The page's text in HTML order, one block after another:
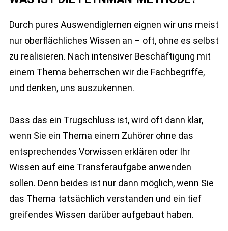
Durch pures Auswendiglernen eignen wir uns meist
nur oberflächliches Wissen an – oft, ohne es selbst
zu realisieren. Nach intensiver Beschäftigung mit
einem Thema beherrschen wir die Fachbegriffe,
und denken, uns auszukennen.
Dass das ein Trugschluss ist, wird oft dann klar,
wenn Sie ein Thema einem Zuhörer ohne das
entsprechendes Vorwissen erklären oder Ihr
Wissen auf eine Transferaufgabe anwenden
sollen. Denn beides ist nur dann möglich, wenn Sie
das Thema tatsächlich verstanden und ein tief
greifendes Wissen darüber aufgebaut haben.